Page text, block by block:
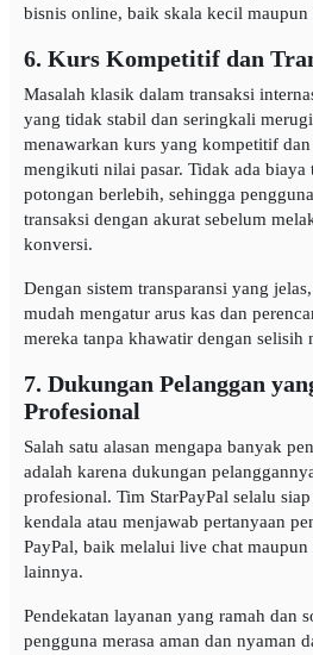
bisnis online, baik skala kecil maupun
6. Kurs Kompetitif dan
Masalah klasik dalam transaksi
yang tidak stabil dan seringkali
menawarkan kurs yang kompetitif
mengikuti nilai pasar. Tidak ada biaya
potongan berlebih, sehingga
transaksi dengan akurat sebelum
konversi.
Dengan sistem transparansi yang
mudah mengatur arus kas dan
mereka tanpa khawatir dengan selisih
7. Dukungan Pelanggan
Profesional
Salah satu alasan mengapa banyak
adalah karena dukungan
profesional. Tim StarPayPal selalu
kendala atau menjawab pertanyaan
PayPal, baik melalui live chat
lainnya.
Pendekatan layanan yang ramah dan
pengguna merasa aman dan nyaman